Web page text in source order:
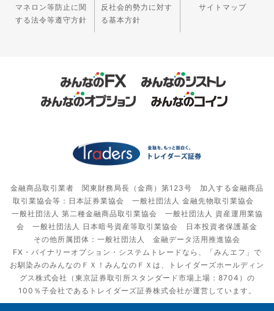
マネロン等防止に関
する法令等遵守方針
反社会的勢力に対す
る基本方針
サイトマップ
金融商品取引業者 関東財務局長（金商）第123号 加入する金融商品
取引業協会等：日本証券業協会 一般社団法人 金融先物取引業協会
一般社団法人 第二種金融商品取引業協会 一般社団法人 資産運用業協
会 一般社団法人 日本暗号資産等取引業協会 日本投資者保護基金
その他所属団体：一般社団法人 金融データ活用推進協会
FX・バイナリーオプション・システムトレードなら、「みんエフ」で
お馴染みのみんなのＦＸ！みんなのＦＸは、トレイダーズホールディン
グス株式会社（東京証券取引所スタンダード市場上場：8704）の
100％子会社であるトレイダーズ証券株式会社が運営しています。